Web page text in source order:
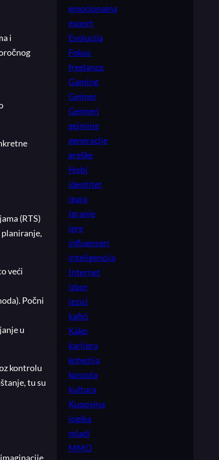
i
(RTS)
veći
Počni
u
kontrolu
tu su
emocionalna
esport
Evolucija
Fokus
freelance
Gaming
Gejmer
Gejmeri
gejming
generacije
greške
Hobi
identitet
igara
Igranje
igre
influenseri
inteligencija
Internet
izbor
jezici
kafići
Kako
karijera
kohezija
konzola
kultura
Kupovina
logika
mladi
MMO